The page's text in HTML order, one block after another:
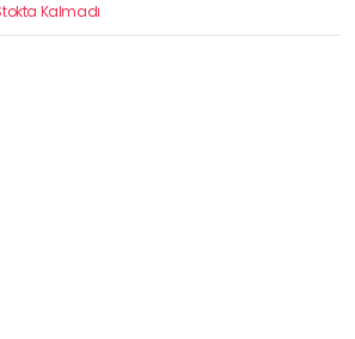
Kalmadı